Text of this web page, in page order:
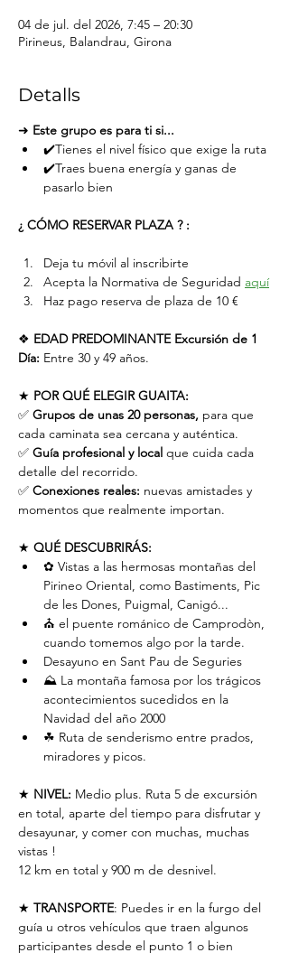
04 de jul. del 2026, 7:45 – 20:30
Pirineus, Balandrau, Girona
Detalls
➜ Este grupo es para ti si...
✔️Tienes el nivel físico que exige la ruta
✔️Traes buena energía y ganas de
pasarlo bien
¿ CÓMO RESERVAR PLAZA ? :
Deja tu móvil al inscribirte
Acepta la Normativa de Seguridad aquí
Haz pago reserva de plaza de 10 €
❖ EDAD PREDOMINANTE Excursión de 1
Día: Entre 30 y 49 años.
★ POR QUÉ ELEGIR GUAITA:
✅ Grupos de unas 20 personas, para que
cada caminata sea cercana y auténtica.
✅ Guía profesional y local que cuida cada
detalle del recorrido.
✅ Conexiones reales: nuevas amistades y
momentos que realmente importan.
★ QUÉ DESCUBRIRÁS:
✿ Vistas a las hermosas montañas del
Pirineo Oriental, como Bastiments, Pic
de les Dones, Puigmal, Canigó...
⛪️ el puente románico de Camprodòn,
cuando tomemos algo por la tarde.
Desayuno en Sant Pau de Seguries
⛰️ La montaña famosa por los trágicos
acontecimientos sucedidos en la
Navidad del año 2000
☘ Ruta de senderismo entre prados,
miradores y picos.
★ NIVEL: Medio plus. Ruta 5 de excursión
en total, aparte del tiempo para disfrutar y
desayunar, y comer con muchas, muchas
vistas !
12 km en total y 900 m de desnivel.
★ TRANSPORTE: Puedes ir en la furgo del
guía u otros vehículos que traen algunos
participantes desde el punto 1 o bien